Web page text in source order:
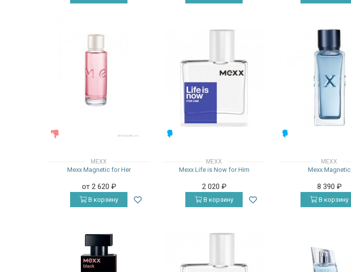
MEXX
Mexx Magnetic for Her
от 2 620 ₽
В корзину
MEXX
Mexx Life is Now for Him
2 020 ₽
В корзину
MEXX
Mexx Magnetic
8 390 ₽
В корзину